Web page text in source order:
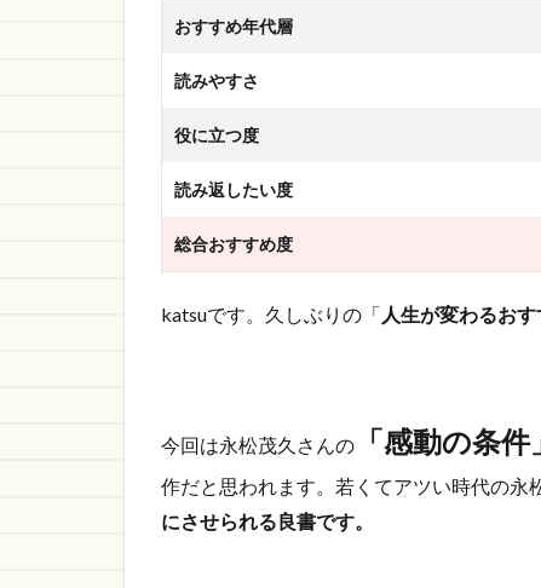
おすすめ年代層
読みやすさ
役に立つ度
読み返したい度
総合おすすめ度
katsuです。久しぶりの「 人生が変わるお
今回は永松茂久さんの 「感動の条件
作だと思われます。若くてアツい時代の永
にさせられる良書です。